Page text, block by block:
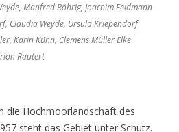
Manfred Röhrig, Joachim Feldmann
Claudia Weyde, Ursula Kriependorf
Karin Kühn, Clemens Müller Elke
Rautert
die Hochmoorlandschaft des
steht das Gebiet unter Schutz.